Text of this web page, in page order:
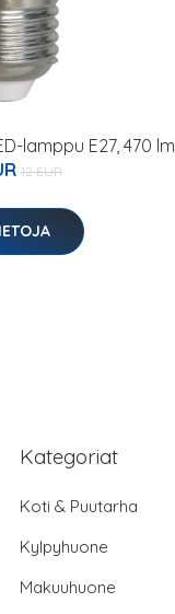
lamppu E27, 470 lm
12 EUR
Kategoriat
Koti & Puutarha
Kylpyhuone
Makuuhuone